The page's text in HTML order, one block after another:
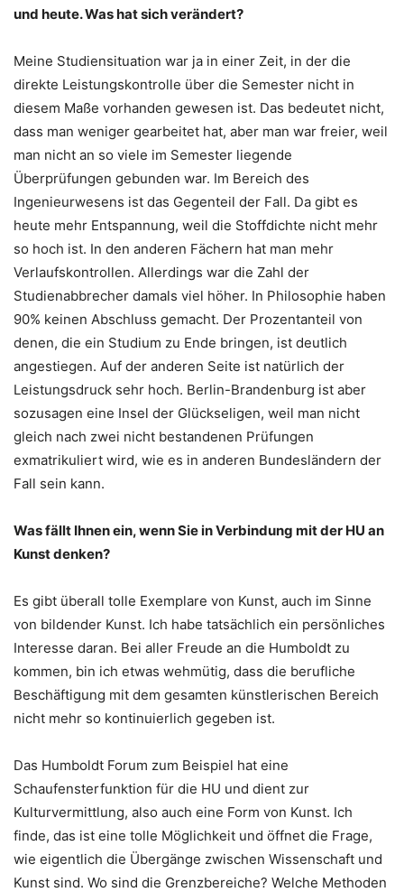
und heute. Was hat sich verändert?
Meine Studiensituation war ja in einer Zeit, in der die
direkte Leistungskontrolle über die Semester nicht in
diesem Maße vorhanden gewesen ist. Das bedeutet nicht,
dass man weniger gearbeitet hat, aber man war freier, weil
man nicht an so viele im Semester liegende
Überprüfungen gebunden war. Im Bereich des
Ingenieurwesens ist das Gegenteil der Fall. Da gibt es
heute mehr Entspannung, weil die Stoffdichte nicht mehr
so hoch ist. In den anderen Fächern hat man mehr
Verlaufskontrollen. Allerdings war die Zahl der
Studienabbrecher damals viel höher. In Philosophie haben
90% keinen Abschluss gemacht. Der Prozentanteil von
denen, die ein Studium zu Ende bringen, ist deutlich
angestiegen. Auf der anderen Seite ist natürlich der
Leistungsdruck sehr hoch. Berlin-Brandenburg ist aber
sozusagen eine Insel der Glückseligen, weil man nicht
gleich nach zwei nicht bestandenen Prüfungen
exmatrikuliert wird, wie es in anderen Bundesländern der
Fall sein kann.
Was fällt Ihnen ein, wenn Sie in Verbindung mit der HU an
Kunst denken?
Es gibt überall tolle Exemplare von Kunst, auch im Sinne
von bildender Kunst. Ich habe tatsächlich ein persönliches
Interesse daran. Bei aller Freude an die Humboldt zu
kommen, bin ich etwas wehmütig, dass die berufliche
Beschäftigung mit dem gesamten künstlerischen Bereich
nicht mehr so kontinuierlich gegeben ist.
Das Humboldt Forum zum Beispiel hat eine
Schaufensterfunktion für die HU und dient zur
Kulturvermittlung, also auch eine Form von Kunst. Ich
finde, das ist eine tolle Möglichkeit und öffnet die Frage,
wie eigentlich die Übergänge zwischen Wissenschaft und
Kunst sind. Wo sind die Grenzbereiche? Welche Methoden